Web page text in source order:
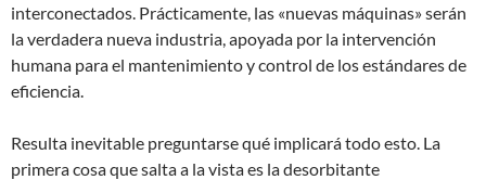
interconectados. Prácticamente, las «nuevas máquinas» serán
la verdadera nueva industria, apoyada por la intervención
humana para el mantenimiento y control de los estándares de
eficiencia.
Resulta inevitable preguntarse qué implicará todo esto. La
primera cosa que salta a la vista es la desorbitante